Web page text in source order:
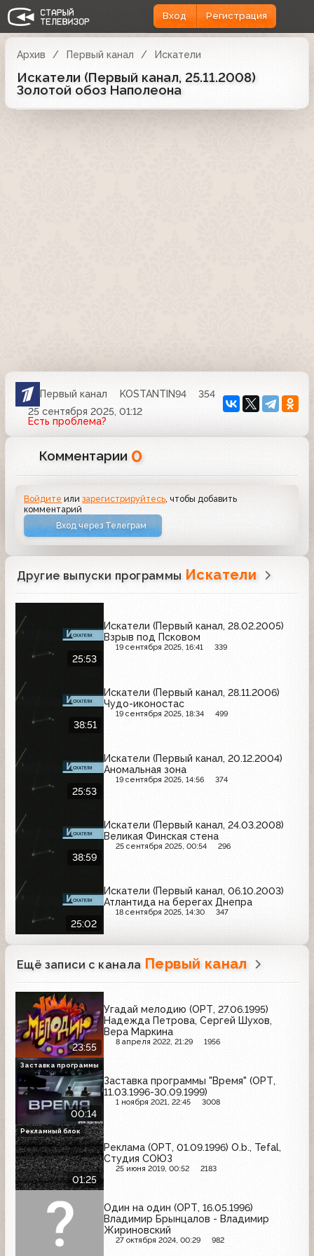
Вход Регистрация
Архив Первый канал Искатели
Искатели (Первый канал, 25.11.2008)
Золотой обоз Наполеона
Первый канал KOSTANTIN94
354
25 сентября 2025, 01:12
Есть проблема?
Комментарии 0
Войдите илизарегистрируйтесь , чтобы добавить
комментарий
Вход через Телеграм
Другие выпуски программы Искатели
25:53
Искатели (Первый канал, 28.02.2005)
Взрыв под Псковом
19 сентября 2025, 16:41 339
38:51
Искатели (Первый канал, 28.11.2006)
Чудо-иконостас
19 сентября 2025, 18:34 499
25:53
Искатели (Первый канал, 20.12.2004)
Аномальная зона
19 сентября 2025, 14:56 374
38:59
Искатели (Первый канал, 24.03.2008)
Великая Финская стена
25 сентября 2025, 00:54 296
25:02
Искатели (Первый канал, 06.10.2003)
Атлантида на берегах Днепра
18 сентября 2025, 14:30 347
Ещё записи с канала Первый канал
23:55
Угадай мелодию (ОРТ, 27.06.1995)
Надежда Петрова, Сергей Шухов,
Вера Маркина
8 апреля 2022, 21:29 1956
00:14
Заставка программы "Время" (ОРТ,
11.03.1996-30.09.1999)
1 ноября 2021, 22:45 3008
Заставка программы
01:25
Реклама (ОРТ, 01.09.1996) O.b., Tefal,
Студия СОЮЗ
25 июня 2019, 00:52 2183
Рекламный блок
Один на один (ОРТ, 16.05.1996)
Владимир Брынцалов - Владимир
Жириновский
27 октября 2024, 00:29 982